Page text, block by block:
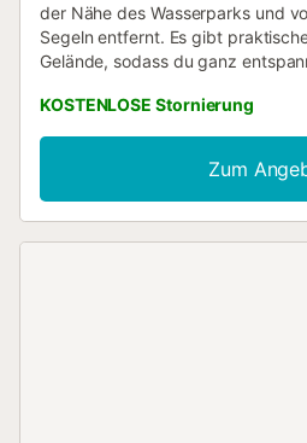
der Nähe des Wasserparks und
Segeln entfernt. Es gibt
Gelände, sodass du ganz
(9 Autominuten) oder Canina
Autominuten)? Nach deiner
Gemeinschaftspool ausspannen
trinken. Auch die Terrasse oder
Gartenmöbel wirst du sicherlich
KOSTENLOSE Stornierung
Zum